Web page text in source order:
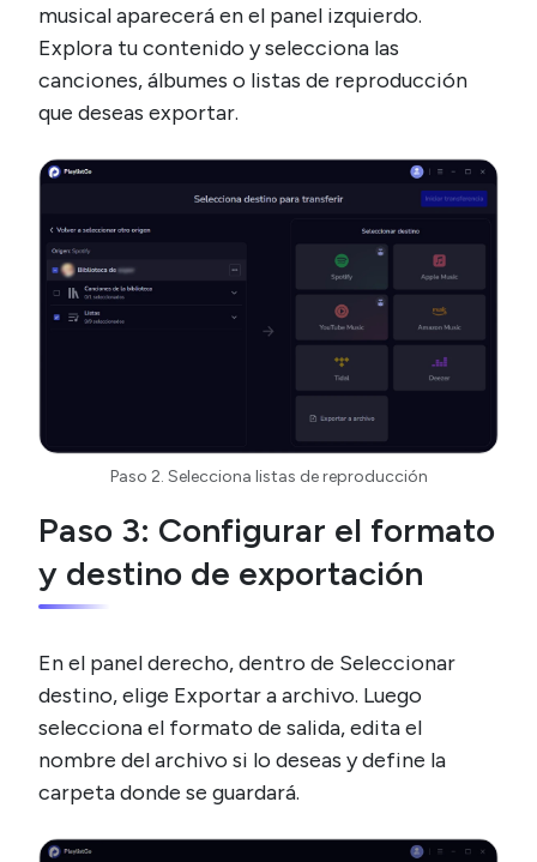
musical aparecerá en el panel izquierdo.
Explora tu contenido y selecciona las
canciones, álbumes o listas de reproducción
que deseas exportar.
Paso 2. Selecciona listas de reproducción
Paso 3: Configurar el formato
y destino de exportación
En el panel derecho, dentro de Seleccionar
destino, elige Exportar a archivo. Luego
selecciona el formato de salida, edita el
nombre del archivo si lo deseas y define la
carpeta donde se guardará.